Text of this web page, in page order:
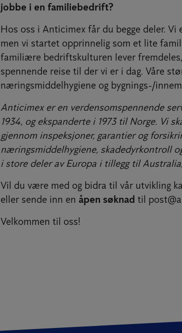
jobbe i en familiebedrift?
Hos oss i Anticimex får du begge deler.
men vi startet opprinnelig som et lite
familiære bedriftskulturen lever
spennende reise til der vi er i dag. Våre
næringsmiddelhygiene og bygnings-/
Anticimex er en verdensomspennende
1934, og ekspanderte i 1973 til Norge. Vi
gjennom inspeksjoner, garantier og
næringsmiddelhygiene, skadedyrkontroll
i store deler av Europa i tillegg til
Vil du være med og bidra til vår utvikling
eller sende inn en åpen søknad til
Velkommen til oss!